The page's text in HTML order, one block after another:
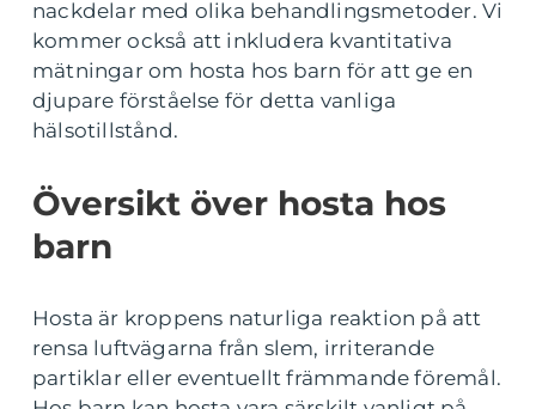
nackdelar med olika behandlingsmetoder. Vi
kommer också att inkludera kvantitativa
mätningar om hosta hos barn för att ge en
djupare förståelse för detta vanliga
hälsotillstånd.
Översikt över hosta hos
barn
Hosta är kroppens naturliga reaktion på att
rensa luftvägarna från slem, irriterande
partiklar eller eventuellt främmande föremål.